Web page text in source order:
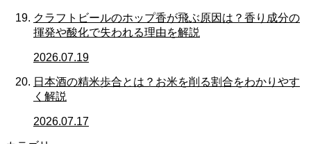
クラフトビールのホップ香が飛ぶ原因は？香り成分の
揮発や酸化で失われる理由を解説
2026.07.19
日本酒の精米歩合とは？お米を削る割合をわかりやす
く解説
2026.07.17